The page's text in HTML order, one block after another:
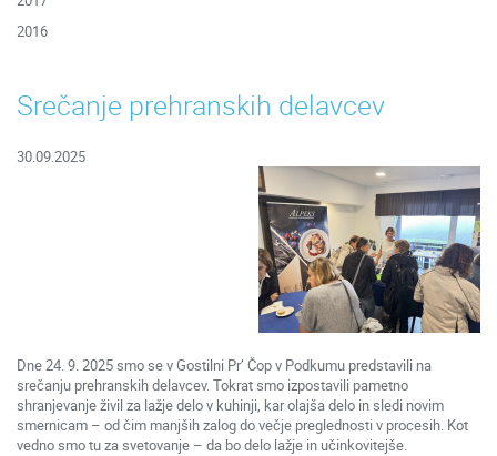
2016
Srečanje prehranskih delavcev
30.09.2025
Dne 24. 9. 2025 smo se v Gostilni Pr’ Čop v Podkumu predstavili na
srečanju prehranskih delavcev. Tokrat smo izpostavili pametno
shranjevanje živil za lažje delo v kuhinji, kar olajša delo in sledi novim
smernicam – od čim manjših zalog do večje preglednosti v procesih. Kot
vedno smo tu za svetovanje – da bo delo lažje in učinkovitejše.